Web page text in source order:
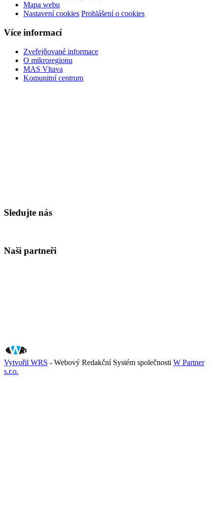
Mapa webu
Nastavení cookies Prohlášení o cookies
Více informací
Zveřejňované informace
O mikroregionu
MAS Vltava
Komunitní centrum
Sledujte nás
Naši partneři
Vytvořil WRS - Webový Redakční Systém společnosti W Partner
s.r.o.